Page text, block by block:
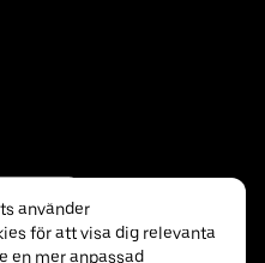
använder
för att visa dig relevanta
en mer anpassad